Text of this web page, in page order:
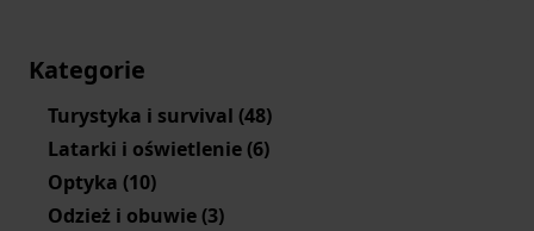
Kategorie
Turystyka i survival (48)
Latarki i oświetlenie (6)
Optyka (10)
Odzież i obuwie (3)